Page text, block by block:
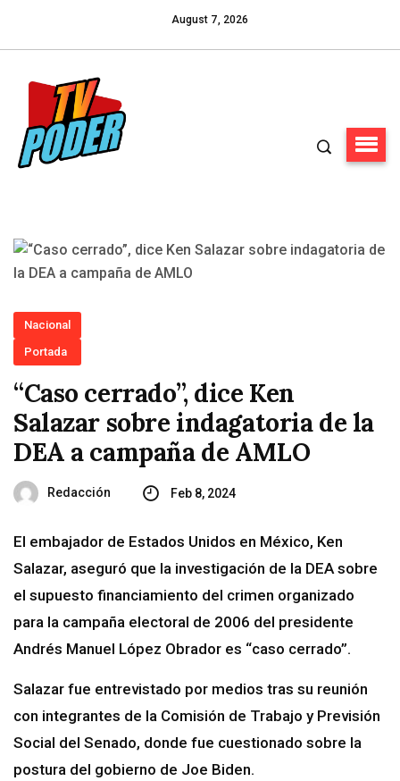
August 7, 2026
Nacional
Portada
“Caso cerrado”, dice Ken
Salazar sobre indagatoria de la
DEA a campaña de AMLO
Redacción Feb 8, 2024
El embajador de Estados Unidos en México, Ken
Salazar, aseguró que la investigación de la DEA sobre
el supuesto financiamiento del crimen organizado
para la campaña electoral de 2006 del presidente
Andrés Manuel López Obrador es “caso cerrado”.
Salazar fue entrevistado por medios tras su reunión
con integrantes de la Comisión de Trabajo y Previsión
Social del Senado, donde fue cuestionado sobre la
postura del gobierno de Joe Biden.